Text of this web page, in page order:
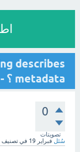
describes
metadata ؟ - مع الشرح
0
تصويتات
سُئل فبراير 19 في تصنيف